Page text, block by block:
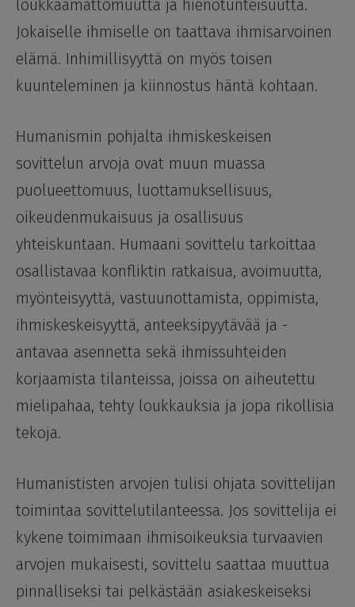
loukkaamattomuutta ja hienotunteisuutta.
Jokaiselle ihmiselle on taattava ihmisarvoinen
elämä. Inhimillisyyttä on myös toisen
kuunteleminen ja kiinnostus häntä kohtaan.
Humanismin pohjalta ihmiskeskeisen
sovittelun arvoja ovat muun muassa
puolueettomuus, luottamuksellisuus,
oikeudenmukaisuus ja osallisuus
yhteiskuntaan. Humaani sovittelu tarkoittaa
osallistavaa konfliktin ratkaisua, avoimuutta,
myönteisyyttä, vastuunottamista, oppimista,
ihmiskeskeisyyttä, anteeksipyytävää ja -
antavaa asennetta sekä ihmissuhteiden
korjaamista tilanteissa, joissa on aiheutettu
mielipahaa, tehty loukkauksia ja jopa rikollisia
tekoja.
Humanististen arvojen tulisi ohjata sovittelijan
toimintaa sovittelutilanteessa. Jos sovittelija ei
kykene toimimaan ihmisoikeuksia turvaavien
arvojen mukaisesti, sovittelu saattaa muuttua
pinnalliseksi tai pelkästään asiakeskeiseksi